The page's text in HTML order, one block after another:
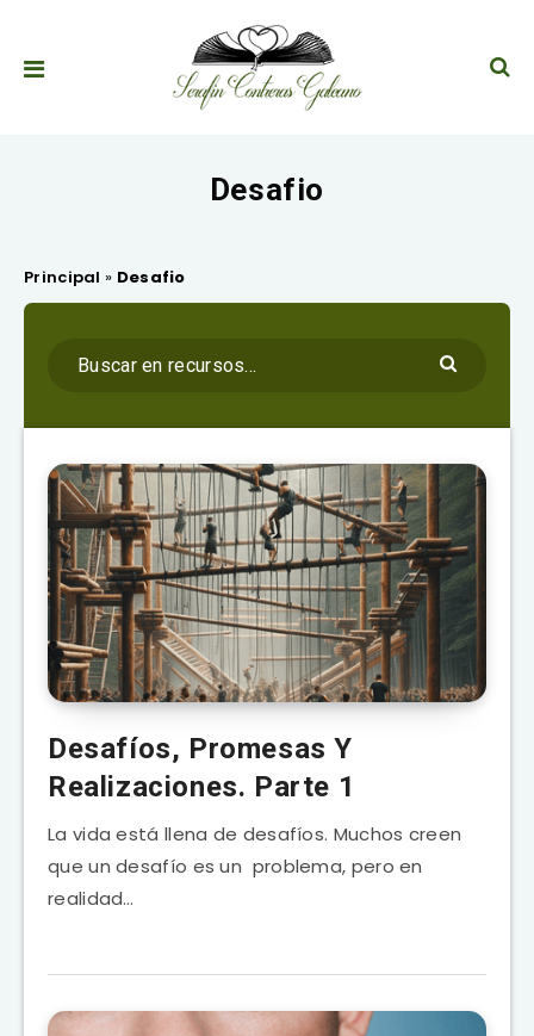
Desafio
Principal » Desafio
Desafíos, Promesas Y
Realizaciones. Parte 1
La vida está llena de desafíos. Muchos creen
que un desafío es un problema, pero en
realidad…